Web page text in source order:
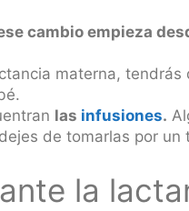
cambio empieza
materna,
las infusiones.
de tomarlas por un
la